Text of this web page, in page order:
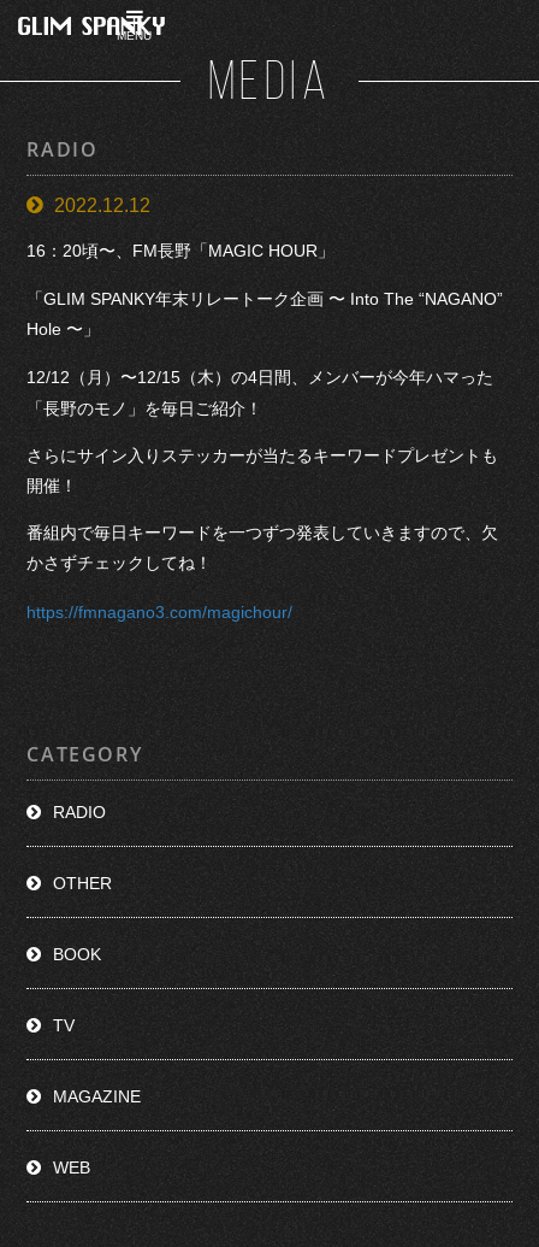
MENU
MEDIA
RADIO
2022.12.12
16：20頃〜、FM長野「MAGIC HOUR」
「GLIM SPANKY年末リレートーク企画 〜 Into The “NAGANO”
Hole 〜」
12/12（月）〜12/15（木）の4日間、メンバーが今年ハマった
「長野のモノ」を毎日ご紹介！
さらにサイン入りステッカーが当たるキーワードプレゼントも
開催！
番組内で毎日キーワードを一つずつ発表していきますので、欠
かさずチェックしてね！
https://fmnagano3.com/magichour/
CATEGORY
RADIO
OTHER
BOOK
TV
MAGAZINE
WEB